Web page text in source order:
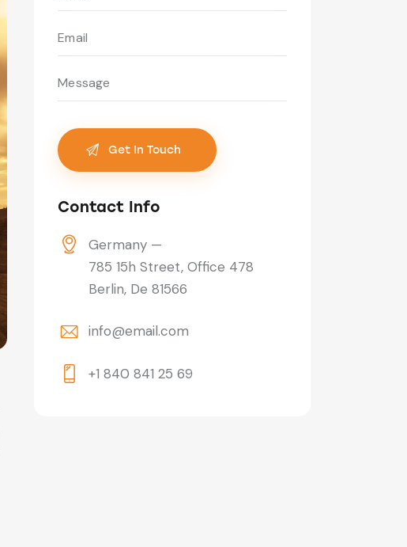
Contact Info
Germany —
785 15h Street, Office 478
Berlin, De 81566
info@email.com
+1 840 841 25 69